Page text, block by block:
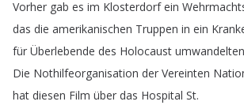
Vorher gab es im Klosterdorf ein
das die amerikanischen Truppen in ein
für Überlebende des Holocaust umwandelten
Die Nothilfeorganisation der Vereinten
hat diesen Film über das Hospital St.